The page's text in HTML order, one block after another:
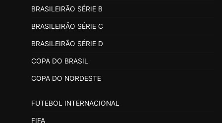
BRASILEIRÃO SÉRIE B
BRASILEIRÃO SÉRIE C
BRASILEIRÃO SÉRIE D
COPA DO BRASIL
COPA DO NORDESTE
FUTEBOL INTERNACIONAL
FIFA